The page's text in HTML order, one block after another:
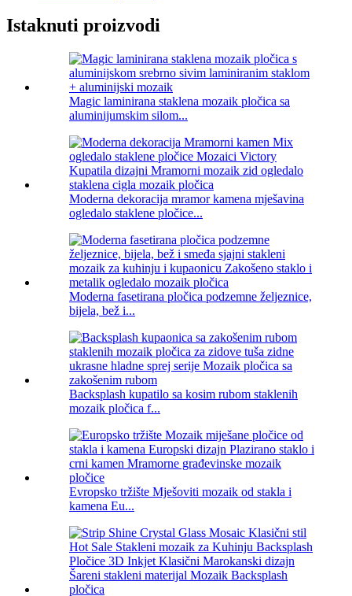
Istaknuti proizvodi
Magic laminirana staklena mozaik pločica sa
aluminijumskim silom...
Moderna dekoracija mramor kamena mješavina
ogledalo staklene pločice...
Moderna fasetirana pločica podzemne željeznice,
bijela, bež i...
Backsplash kupatilo sa kosim rubom staklenih
mozaik pločica f...
Evropsko tržište Mješoviti mozaik od stakla i
kamena Eu...